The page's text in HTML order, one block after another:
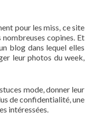
pour les miss, ce site
copines. Et
blog dans lequel elles
leur photos du week,
mode, donner leur
de confidentialité, une
intéressées.